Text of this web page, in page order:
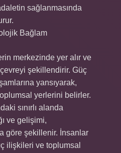
sağlanmasında
Bağlam
merkezinde yer alır ve
şekillendirir. Güç
yansıyarak,
yerlerini belirler.
sınırlı alanda
ve gelişimi,
göre şekillenir. İnsanlar
ilişkileri ve toplumsal